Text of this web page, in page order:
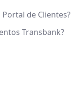
de Clientes?
Transbank?